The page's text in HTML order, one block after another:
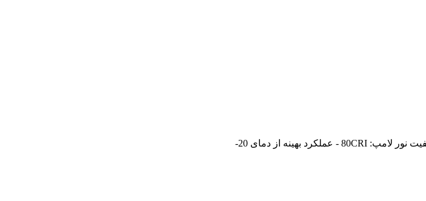
- مقرون به صرفه - دارای طول عمر بالا - مطابق با استانداردهای جهانی - شاخص کیفیت نور لامپ: 80CRI - عملکرد بهینه از دمای 20-